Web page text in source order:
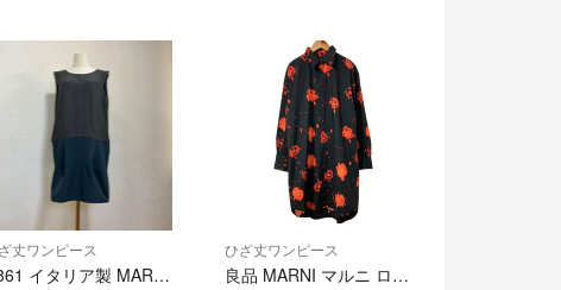
丈ワンピース
D861 イタリア製 MARNI マルニ 切替ワンピース 袖なし 40 背開き
ひざ丈ワンピース
良品 MARNI マルニ ローズプリント 長袖 ロングブラウス シャツワンピース サイズ38 ブラック レッド レディース 古着 中古 USED